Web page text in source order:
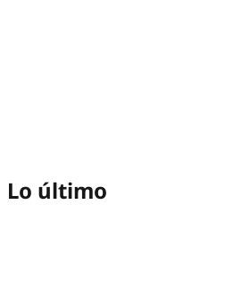
Lo último